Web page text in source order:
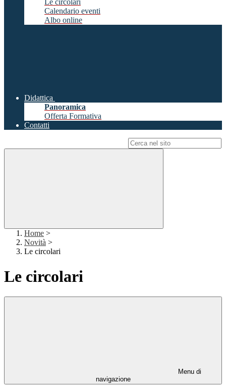
Le circolari
Calendario eventi
Albo online
Didattica
Panoramica
Offerta Formativa
Contatti
Home >
Novità >
Le circolari
Le circolari
Menu di
navigazione